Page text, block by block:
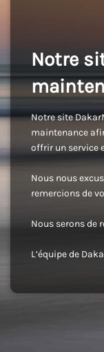
Notre
Notre site
maintenance
offrir un service
Nous nous
remercions de
Nous serons de
L’équipe de